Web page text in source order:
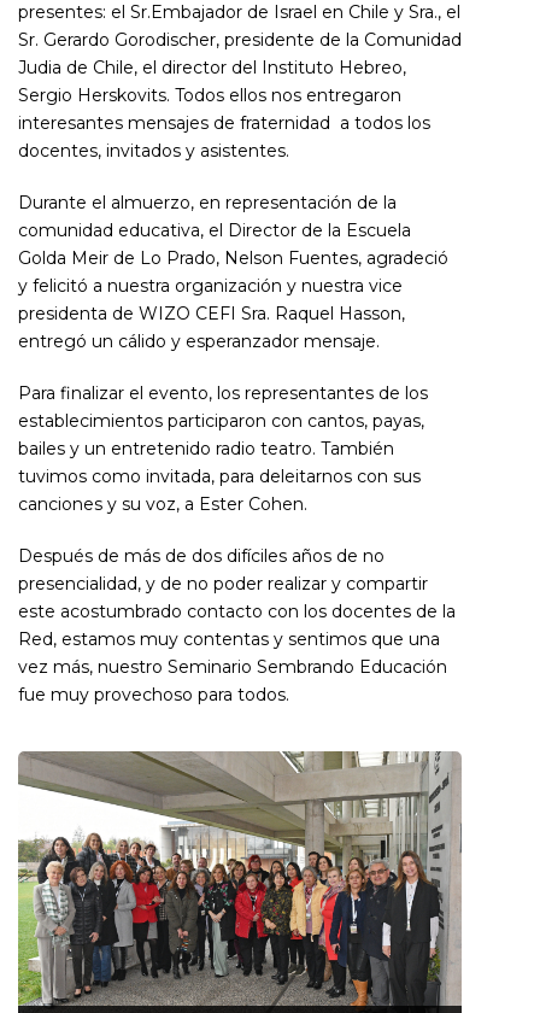
presentes: el Sr.Embajador de Israel en Chile y Sra., el
Sr. Gerardo Gorodischer, presidente de la Comunidad
Judia de Chile, el director del Instituto Hebreo,
Sergio Herskovits. Todos ellos nos entregaron
interesantes mensajes de fraternidad a todos los
docentes, invitados y asistentes.
Durante el almuerzo, en representación de la
comunidad educativa, el Director de la Escuela
Golda Meir de Lo Prado, Nelson Fuentes, agradeció
y felicitó a nuestra organización y nuestra vice
presidenta de WIZO CEFI Sra. Raquel Hasson,
entregó un cálido y esperanzador mensaje.
Para finalizar el evento, los representantes de los
establecimientos participaron con cantos, payas,
bailes y un entretenido radio teatro. También
tuvimos como invitada, para deleitarnos con sus
canciones y su voz, a Ester Cohen.
Después de más de dos difíciles años de no
presencialidad, y de no poder realizar y compartir
este acostumbrado contacto con los docentes de la
Red, estamos muy contentas y sentimos que una
vez más, nuestro Seminario Sembrando Educación
fue muy provechoso para todos.